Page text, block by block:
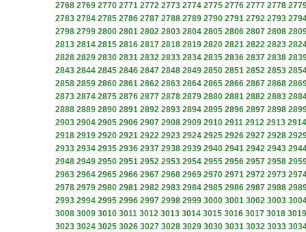
2768 2769 2770 2771 2772 2773 2774 2775 2776 2777 2778
2783 2784 2785 2786 2787 2788 2789 2790 2791 2792 2793
2798 2799 2800 2801 2802 2803 2804 2805 2806 2807 2808
2813 2814 2815 2816 2817 2818 2819 2820 2821 2822 2823
2828 2829 2830 2831 2832 2833 2834 2835 2836 2837 2838
2843 2844 2845 2846 2847 2848 2849 2850 2851 2852 2853
2858 2859 2860 2861 2862 2863 2864 2865 2866 2867 2868
2873 2874 2875 2876 2877 2878 2879 2880 2881 2882 2883
2888 2889 2890 2891 2892 2893 2894 2895 2896 2897 2898
2903 2904 2905 2906 2907 2908 2909 2910 2911 2912 2913 2914
2918 2919 2920 2921 2922 2923 2924 2925 2926 2927 2928
2933 2934 2935 2936 2937 2938 2939 2940 2941 2942 2943
2948 2949 2950 2951 2952 2953 2954 2955 2956 2957 2958
2963 2964 2965 2966 2967 2968 2969 2970 2971 2972 2973
2978 2979 2980 2981 2982 2983 2984 2985 2986 2987 2988
2993 2994 2995 2996 2997 2998 2999 3000 3001 3002 3003
3008 3009 3010 3011 3012 3013 3014 3015 3016 3017 3018 3019
3023 3024 3025 3026 3027 3028 3029 3030 3031 3032 3033